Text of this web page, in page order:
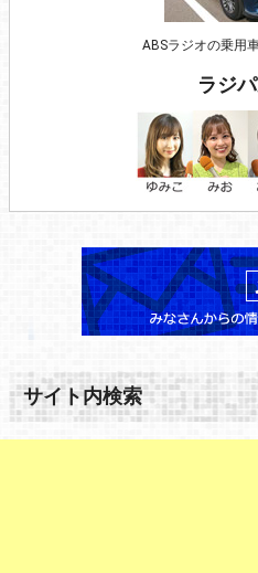
ABSラジオの乗用
ラジ
サイト内検索